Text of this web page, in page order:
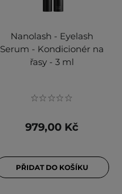
Nanolash - Eyelash
Serum - Kondicionér na
řasy - 3 ml
979,00 Kč
PŘIDAT DO KOŠÍKU